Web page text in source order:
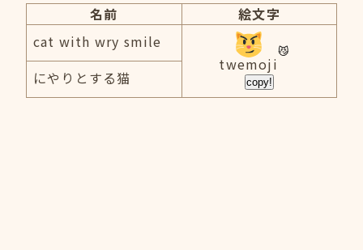
名前
絵文字
cat with wry smile
twemoji
copy!
にやりとする猫